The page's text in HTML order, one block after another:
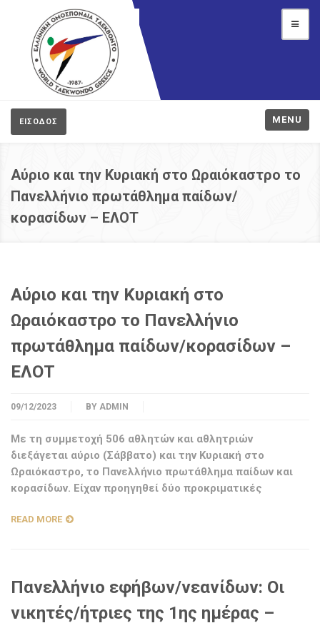
ΕΙΣΟΔΟΣ MENU
Αύριο και την Κυριακή στο Ωραιόκαστρο το
Πανελλήνιο πρωτάθλημα παίδων/
κορασίδων – ΕΛΟΤ
Αύριο και την Κυριακή στο
Ωραιόκαστρο το Πανελλήνιο
πρωτάθλημα παίδων/κορασίδων –
ΕΛΟΤ
09/12/2023 BY ADMIN
Με τη συμμετοχή 506 αθλητών και αθλητριών
διεξάγεται αύριο (Σάββατο) και την Κυριακή στο
Ωραιόκαστρο, το Πανελλήνιο πρωτάθλημα παίδων και
κορασίδων. Είχαν προηγηθεί δύο προκριματικές
READ MORE
Πανελλήνιο εφήβων/νεανίδων: Οι
νικητές/ήτριες της 1ης ημέρας –